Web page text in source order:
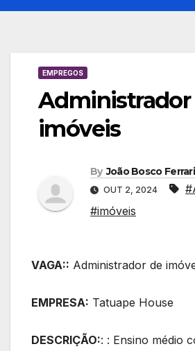
EMPREGOS
Administrador
imóveis
By João Bosco Ferrari
OUT 2, 2024
#imóveis
VAGA:: Administrador de
EMPRESA: Tatuape House
DESCRIÇÃO:: : Ensino médio